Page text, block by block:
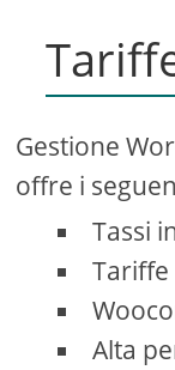
Gestione
offre i
Tassi
Tariffe
Alta